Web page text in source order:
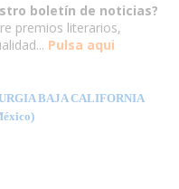
boletín de noticias?
premios literarios,
Pulsa aqui
BAJA CALIFORNIA